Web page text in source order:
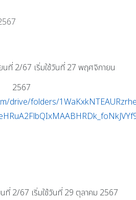
นที่ 2/67 เริ่มใช้วันที่ 27 พฤศจิกายน
2567
drive/folders/
นที่ 2/67 เริ่มใช้วันที่ 29 ตุลาคม 2567